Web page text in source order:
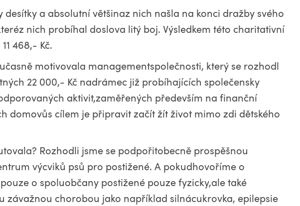
desítky a absolutní většinaz nich našla na konci dražby svého
nich probíhal doslova litý boj. Výsledkem této charitativní
468,- Kč.
motivovala managementspolečnosti, který se rozhodl
22 000,- Kč nadrámec již probíhajících společensky
aktivit,zaměřených především na finanční
domovůs cílem je připravit začít žít život mimo zdi dětského
Rozhodli jsme se podpořitobecně prospěšnou
výcviků psů pro postižené. A pokudhovoříme o
o spoluobčany postižené pouze fyzicky,ale také
závažnou chorobou jako například silnácukrovka, epilepsie